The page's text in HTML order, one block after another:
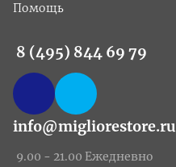
Помощь
8 (495) 844 69 79
info@migliorestore.ru
9.00 - 21.00 Ежедневно